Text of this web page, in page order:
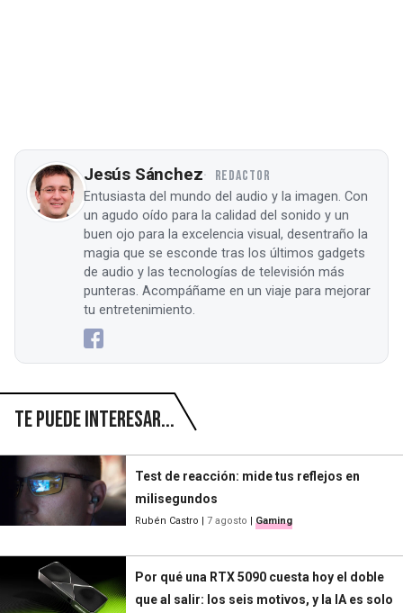
Jesús Sánchez REDACTOR
Entusiasta del mundo del audio y la imagen. Con
un agudo oído para la calidad del sonido y un
buen ojo para la excelencia visual, desentraño la
magia que se esconde tras los últimos gadgets
de audio y las tecnologías de televisión más
punteras. Acompáñame en un viaje para mejorar
tu entretenimiento.
Te puede interesar...
Test de reacción: mide tus reflejos en
milisegundos
Rubén Castro | 7 agosto | Gaming
Por qué una RTX 5090 cuesta hoy el doble
que al salir: los seis motivos, y la IA es solo